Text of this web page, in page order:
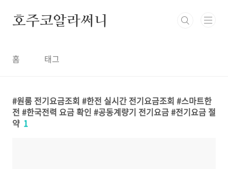
호주코알라써니
홈 태그
원룸 전기요금조회 #한전 실시간 전기요금조회 #스마트한
전 #한국전력 요금 확인 #공동계량기 전기요금 #전기요금 절
약 1